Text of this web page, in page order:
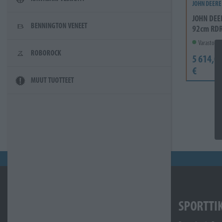
BENNINGTON VENEET
ROBOROCK
MUUT TUOTTEET
JOHN DEERE
JOHN
92cm
Varastossa
5 614,00
€